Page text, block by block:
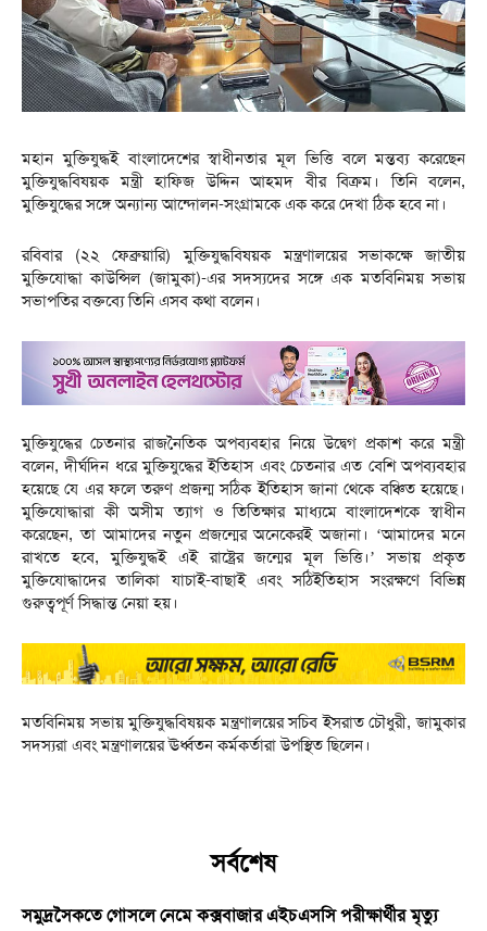
মহান মুক্তিযুদ্ধই বাংলাদেশের স্বাধীনতার মূল ভিত্তি বলে মন্তব্য করেছেন
মুক্তিযুদ্ধবিষয়ক মন্ত্রী হাফিজ উদ্দিন আহমদ বীর বিক্রম। তিনি বলেন,
মুক্তিযুদ্ধের সঙ্গে অন্যান্য আন্দোলন-সংগ্রামকে এক করে দেখা ঠিক হবে না।
রবিবার (২২ ফেব্রুয়ারি) মুক্তিযুদ্ধবিষয়ক মন্ত্রণালয়ের সভাকক্ষে জাতীয়
মুক্তিযোদ্ধা কাউন্সিল (জামুকা)-এর সদস্যদের সঙ্গে এক মতবিনিময় সভায়
সভাপতির বক্তব্যে তিনি এসব কথা বলেন।
মুক্তিযুদ্ধের চেতনার রাজনৈতিক অপব্যবহার নিয়ে উদ্বেগ প্রকাশ করে মন্ত্রী
বলেন, দীর্ঘদিন ধরে মুক্তিযুদ্ধের ইতিহাস এবং চেতনার এত বেশি অপব্যবহার
হয়েছে যে এর ফলে তরুণ প্রজন্ম সঠিক ইতিহাস জানা থেকে বঞ্চিত হয়েছে।
মুক্তিযোদ্ধারা কী অসীম ত্যাগ ও তিতিক্ষার মাধ্যমে বাংলাদেশকে স্বাধীন
করেছেন, তা আমাদের নতুন প্রজন্মের অনেকেরই অজানা। ‘আমাদের মনে
রাখতে হবে, মুক্তিযুদ্ধই এই রাষ্ট্রের জন্মের মূল ভিত্তি।’ সভায় প্রকৃত
মুক্তিযোদ্ধাদের তালিকা যাচাই-বাছাই এবং সঠিইতিহাস সংরক্ষণে বিভিন্ন
গুরুত্বপূর্ণ সিদ্ধান্ত নেয়া হয়।
মতবিনিময় সভায় মুক্তিযুদ্ধবিষয়ক মন্ত্রণালয়ের সচিব ইসরাত চৌধুরী, জামুকার
সদস্যরা এবং মন্ত্রণালয়ের ঊর্ধ্বতন কর্মকর্তারা উপস্থিত ছিলেন।
সর্বশেষ
সমুদ্রসৈকতে গোসলে নেমে কক্সবাজার এইচএসসি পরীক্ষার্থীর মৃত্যু